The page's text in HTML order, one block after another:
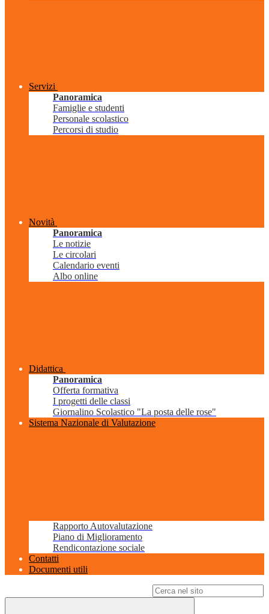
Servizi
Panoramica
Famiglie e studenti
Personale scolastico
Percorsi di studio
Novità
Panoramica
Le notizie
Le circolari
Calendario eventi
Albo online
Didattica
Panoramica
Offerta formativa
I progetti delle classi
Giornalino Scolastico "La posta delle rose"
Sistema Nazionale di Valutazione
Rapporto Autovalutazione
Piano di Miglioramento
Rendicontazione sociale
Contatti
Documenti utili